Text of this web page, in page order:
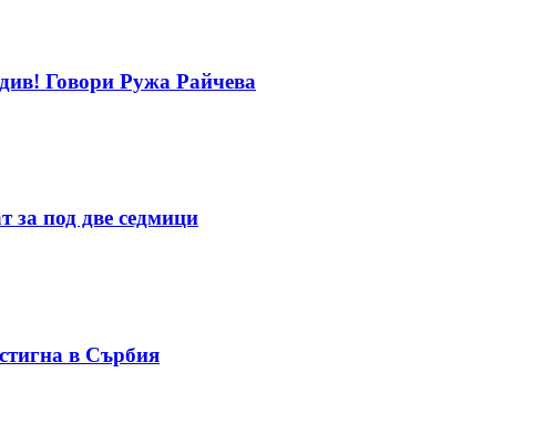
Говори Ружа Райчева
за под две седмици
в Сърбия